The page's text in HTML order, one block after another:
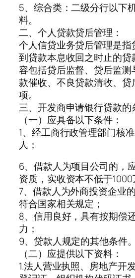
5、综合类：二级分行以下
料。
二、个人贷款贷后管理：
个人信贷业务贷后管理是指
到贷款本息收回之时止的贷
容包括贷后监督、贷后监
款催收、不良贷款清收、
项。
三、开发商申请银行贷款的
（一）应具备以下条件：
1、经工商行政管理部门核
人；
6、借款人为项目公司的，
资质，实收资本不低于1000
7、借款人为外商投资企业
符合国家相关规定；
8、信用良好，具有按期偿
力；
9、贷款人规定的其他条件。
（二）应提供以下资料：
1.法人营业执照、房地产开